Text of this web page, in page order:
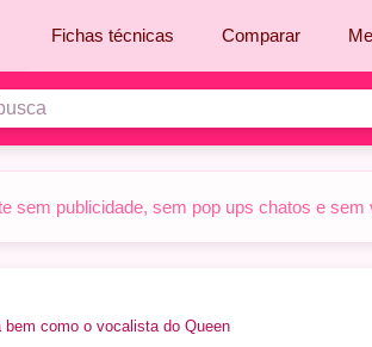
Fichas técnicas Comparar
sem publicidade, sem pop ups chatos e
como o vocalista do Queen